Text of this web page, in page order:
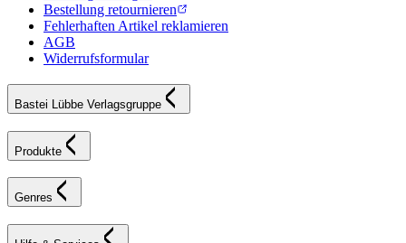
Bestellung retournieren
Fehlerhaften Artikel reklamieren
AGB
Widerrufsformular
Bastei Lübbe Verlagsgruppe
Produkte
Genres